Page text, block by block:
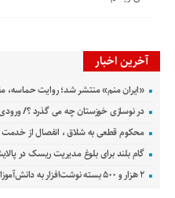
آخرین اخبار
«ایران منم» منتشر شد؛ روایت
در نوسازی خوزستان چه می گذرد ؟/
محکوم قطعی به شلاق ، انفصال از خدمت
گام بلند برای بلوغ مدیریت ریسک در
۲ هزار و ۵۰۰ بسته نوشت‌افزار به دانش‌آموزان خوزستان رسید